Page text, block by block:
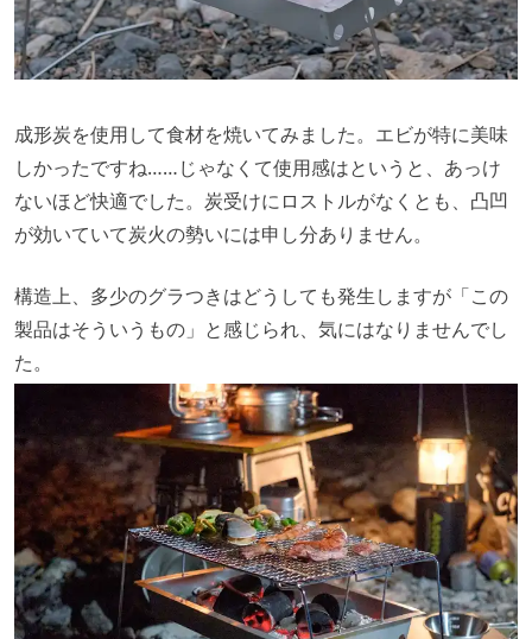
成形炭を使用して食材を焼いてみました。エビが特に美味
しかったですね……じゃなくて使用感はというと、あっけ
ないほど快適でした。炭受けにロストルがなくとも、凸凹
が効いていて炭火の勢いには申し分ありません。
構造上、多少のグラつきはどうしても発生しますが「この
製品はそういうもの」と感じられ、気にはなりませんでし
た。